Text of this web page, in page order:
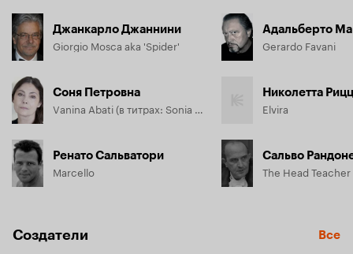
Джанкарло Джаннини
Giorgio Mosca aka 'Spider'
Соня Петровна
Ренато Сальватори
Marcello
Адальберто
Gerardo Favani
Николетта
Elvira
Сальво
The Head Teacher
Создатели Все